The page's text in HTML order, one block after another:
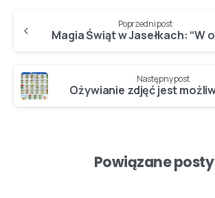
Poprzedni post
Następny post
Powiązane posty